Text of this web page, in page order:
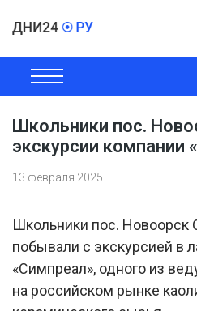
ОБЩЕСТВО
Школьники пос.
экскурсии компании
13 февраля 2025
Школьники пос. Новоорск
побывали с экскурсией в
«Симпреал», одного из
на российском рынке